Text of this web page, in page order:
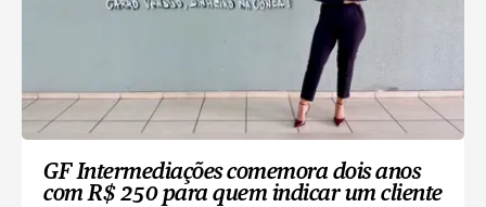
GF Intermediações comemora dois anos
com R$ 250 para quem indicar um cliente